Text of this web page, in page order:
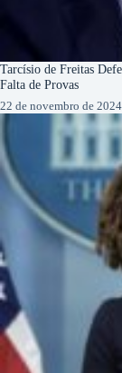
Tarcísio de Freitas
Falta de Provas
22 de novembro de 2024